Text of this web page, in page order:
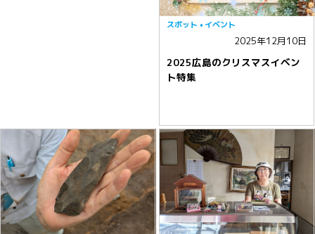
2025年12月10日
2025広島のクリスマスイベン
ト特集
スポット イベント